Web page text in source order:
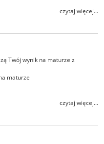
czytaj więcej...
Twój wynik na maturze z
maturze
czytaj więcej...